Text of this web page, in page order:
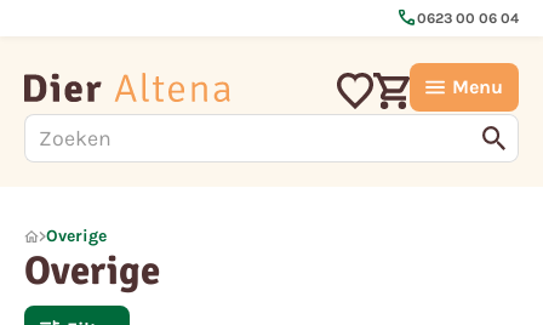
call0623 00 06 04
Menu
Overige
Overige